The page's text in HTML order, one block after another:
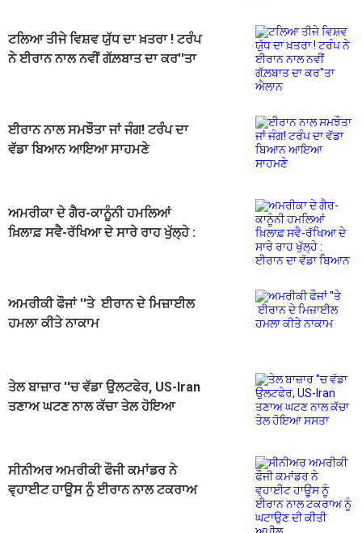
ਟਲਿਆ ਤੀਜੇ ਵਿਸ਼ਵ ਯੁੱਧ ਦਾ ਖ਼ਤਰਾ ! ਟਰੰਪ
ਨੇ ਈਰਾਨ ਨਾਲ ਨਵੀਂ ਗੱਲ਼ਬਾਤ ਦਾ ਕਰ''ਤਾ
ਈਰਾਨ ਨਾਲ ਸਮਝੌਤਾ ਜਾਂ ਜੰਗ! ਟਰੰਪ ਦਾ
ਵੱਡਾ ਬਿਆਨ ਆਇਆ ਸਾਹਮਣੇ
ਅਮਰੀਕਾ ਦੇ ਗੈਰ-ਕਾਨੂੰਨੀ ਹਮਲਿਆਂ
ਖ਼ਿਲਾਫ਼ ਸਵੈ-ਰੱਖਿਆ ਦੇ ਸਾਰੇ ਰਾਹ ਖੁੱਲ੍ਹੇ :
ਅਮਰੀਕੀ ਫੌਜਾਂ ''ਤੇ ਈਰਾਨ ਦੇ ਮਿਜ਼ਾਈਲ
ਹਮਲਾ ਕੀਤੇ ਨਾਕਾਮ
ਤੇਲ ਬਾਜ਼ਾਰ ''ਚ ਵੱਡਾ ਉਲਟਫੇਰ, US-Iran
ਤਣਾਅ ਘਟਣ ਨਾਲ ਕੱਚਾ ਤੇਲ ਹੋਇਆ
ਸੀਨੀਅਰ ਅਮਰੀਕੀ ਫੌਜੀ ਕਮਾਂਡਰ ਨੇ
ਵ੍ਹਾਈਟ ਹਾਊਸ ਨੂੰ ਈਰਾਨ ਨਾਲ ਟਕਰਾਅ